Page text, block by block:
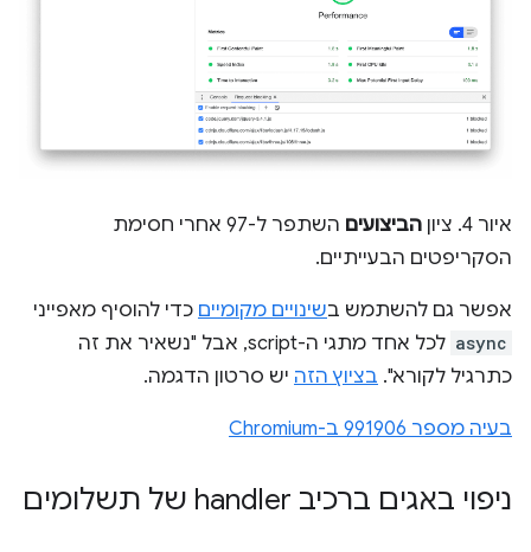
איור 4. ציון הביצועים
השתפר ל-97 אחרי חסימת
הסקריפטים הבעייתיים.
אפשר גם להשתמש בשינויים מקומיים כדי להוסיף מאפייני
async
לכל אחד מתגי ה-script, אבל "נשאיר את זה
כתרגיל לקורא". בציוץ הזה יש סרטון הדגמה.
בעיה מספר 991906 ב-Chromium
ניפוי באגים ברכיב handler של תשלומים